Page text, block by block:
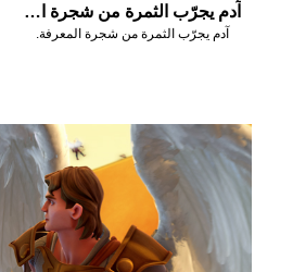
آدم يجرّب الثمرة من شجرة المعرفة.
آدم يجرّب الثمرة من شجرة المعرفة.